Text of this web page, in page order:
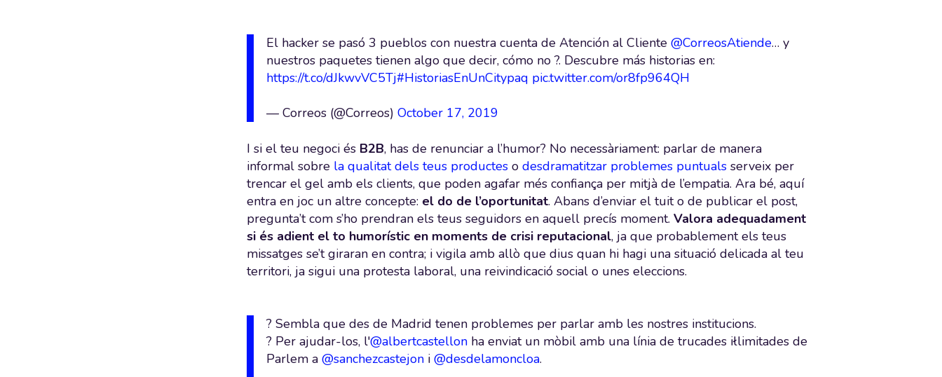
El hacker se pasó 3 pueblos con nuestra cuenta de Atención al Cliente @CorreosAtiende… y
nuestros paquetes tienen algo que decir, cómo no ?. Descubre más historias en:
https://t.co/dJkwvVC5Tj#HistoriasEnUnCitypaq pic.twitter.com/or8fp964QH
— Correos (@Correos) October 17, 2019
I si el teu negoci és B2B, has de renunciar a l’humor? No necessàriament: parlar de manera
informal sobre la qualitat dels teus productes o desdramatitzar problemes puntuals serveix per
trencar el gel amb els clients, que poden agafar més confiança per mitjà de l’empatia. Ara bé, aquí
entra en joc un altre concepte: el do de l’oportunitat. Abans d’enviar el tuit o de publicar el post,
pregunta’t com s’ho prendran els teus seguidors en aquell precís moment. Valora adequadament
si és adient el to humorístic en moments de crisi reputacional, ja que probablement els teus
missatges se’t giraran en contra; i vigila amb allò que dius quan hi hagi una situació delicada al teu
territori, ja sigui una protesta laboral, una reivindicació social o unes eleccions.
? Sembla que des de Madrid tenen problemes per parlar amb les nostres institucions.
? Per ajudar-los, l'@albertcastellon ha enviat un mòbil amb una línia de trucades iłlimitades de
Parlem a @sanchezcastejon i @desdelamoncloa.